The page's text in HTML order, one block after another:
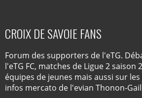
CROIX DE SAVOIE FANS
Forum des supporters de l'eTG.
l'eTG FC, matches de Ligue 2 saison
équipes de jeunes mais aussi sur
infos mercato de l'evian Thonon-